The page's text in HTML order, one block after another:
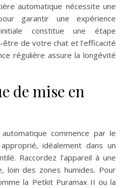
automatique nécessite une
garantir une expérience
initiale constitue une étape
de votre chat et l’efficacité
régulière assure la longévité
de mise en
automatique commence par le
idéalement dans un
Raccordez l’appareil à une
loin des zones humides. Pour
la Petkit Puramax II ou la